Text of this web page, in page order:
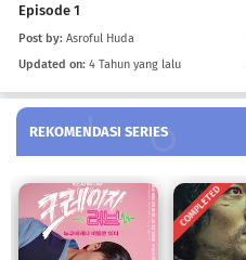
Episode 1
Post by: Asroful Huda
Updated on: 4 Tahun yang lalu
REKOMENDASI SERIES
COMPLETED